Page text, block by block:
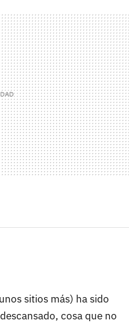
MAIL
sitios más) ha sido
cosa que no